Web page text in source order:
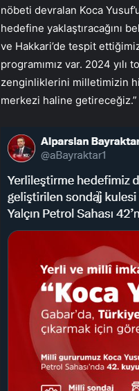
nöbeti devralan Koca
hedefine yaklaştıracağını
ve Hakkari’de tespit
programımız var. 2024 yılı
zenginliklerini milletimizin
merkezi haline getireceğiz.”